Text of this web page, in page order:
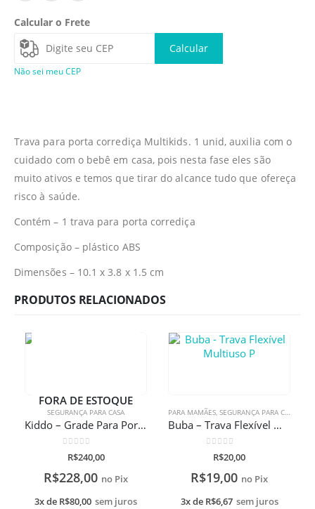
Calcular o Frete
Calcular
Não sei meu CEP
Trava para porta corrediça Multikids. 1 unid, auxilia com o
cuidado com o bebê em casa, pois nesta fase eles são
muito ativos e temos que tirar do alcance tudo que ofereça
risco à saúde.
Contém – 1 trava para porta corrediça
Composição – plástico ABS
Dimensões – 10.1 x 3.8 x 1.5 cm
PRODUTOS RELACIONADOS
FORA DE ESTOQUE
SEGURANÇA PARA CASA
Kiddo – Grade Para Porta Keeper
de 5
R$240,00
R$228,00 no Pix
3x de R$80,00 sem juros
PARA MAMÃES, SEGURANÇA PARA CASA
Buba – Trava Flexível Multiuso P
de 5
R$20,00
R$19,00 no Pix
3x de R$6,67 sem juros